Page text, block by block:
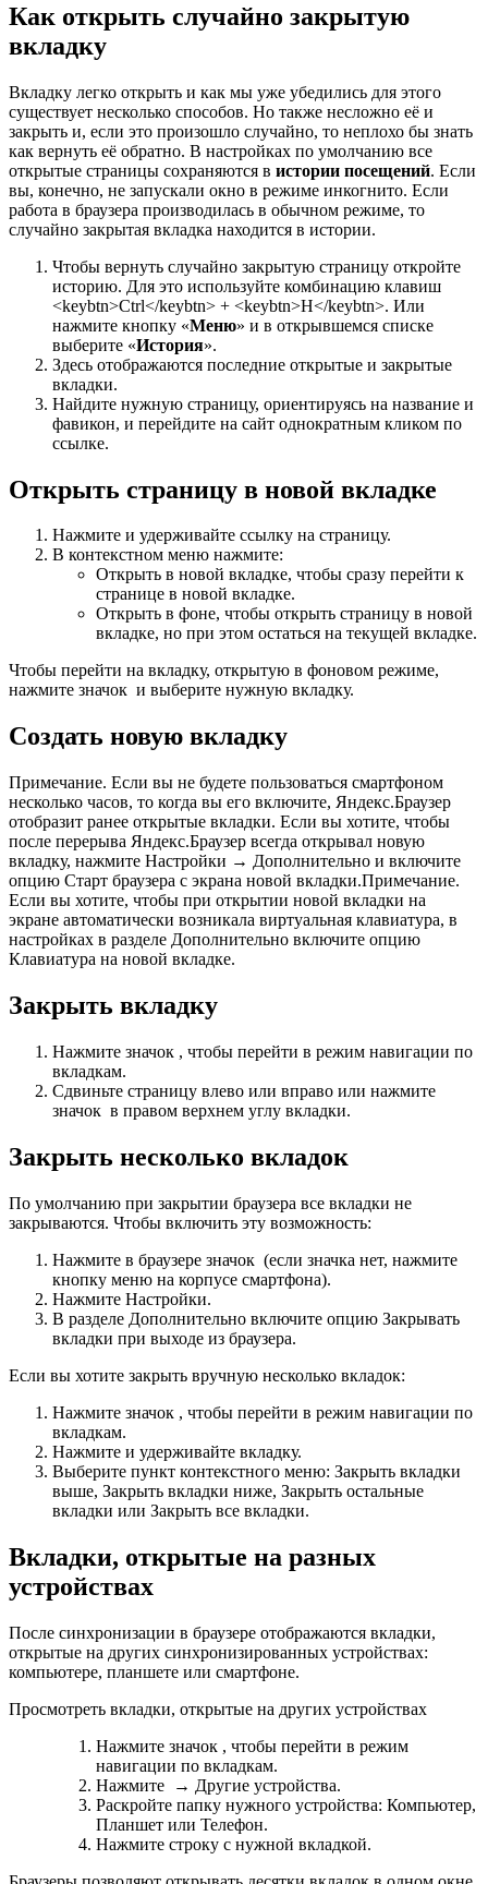
Как открыть случайно закрытую
вкладку
Вкладку легко открыть и как мы уже убедились для этого
существует несколько способов. Но также несложно её и
закрыть и, если это произошло случайно, то неплохо бы знать
как вернуть её обратно. В настройках по умолчанию все
открытые страницы сохраняются в истории посещений. Если
вы, конечно, не запускали окно в режиме инкогнито. Если
работа в браузера производилась в обычном режиме, то
случайно закрытая вкладка находится в истории.
Чтобы вернуть случайно закрытую страницу откройте
историю. Для это используйте комбинацию клавиш
<keybtn>Ctrl</keybtn> + <keybtn>H</keybtn>. Или
нажмите кнопку «Меню» и в открывшемся списке
выберите «История».
Здесь отображаются последние открытые и закрытые
вкладки.
Найдите нужную страницу, ориентируясь на название и
фавикон, и перейдите на сайт однократным кликом по
ссылке.
Открыть страницу в новой вкладке
Нажмите и удерживайте ссылку на страницу.
В контекстном меню нажмите:
Открыть в новой вкладке, чтобы сразу перейти к
странице в новой вкладке.
Открыть в фоне, чтобы открыть страницу в новой
вкладке, но при этом остаться на текущей вкладке.
Чтобы перейти на вкладку, открытую в фоновом режиме,
нажмите значок и выберите нужную вкладку.
Создать новую вкладку
Примечание. Если вы не будете пользоваться смартфоном
несколько часов, то когда вы его включите, Яндекс.Браузер
отобразит ранее открытые вкладки. Если вы хотите, чтобы
после перерыва Яндекс.Браузер всегда открывал новую
вкладку, нажмите Настройки → Дополнительно и включите
опцию Старт браузера с экрана новой вкладки.Примечание.
Если вы хотите, чтобы при открытии новой вкладки на
экране автоматически возникала виртуальная клавиатура, в
настройках в разделе Дополнительно включите опцию
Клавиатура на новой вкладке.
Закрыть вкладку
Нажмите значок , чтобы перейти в режим навигации по
вкладкам.
Сдвиньте страницу влево или вправо или нажмите
значок в правом верхнем углу вкладки.
Закрыть несколько вкладок
По умолчанию при закрытии браузера все вкладки не
закрываются. Чтобы включить эту возможность:
Нажмите в браузере значок (если значка нет, нажмите
кнопку меню на корпусе смартфона).
Нажмите Настройки.
В разделе Дополнительно включите опцию Закрывать
вкладки при выходе из браузера.
Если вы хотите закрыть вручную несколько вкладок:
Нажмите значок , чтобы перейти в режим навигации по
вкладкам.
Нажмите и удерживайте вкладку.
Выберите пункт контекстного меню: Закрыть вкладки
выше, Закрыть вкладки ниже, Закрыть остальные
вкладки или Закрыть все вкладки.
Вкладки, открытые на разных
устройствах
После синхронизации в браузере отображаются вкладки,
открытые на других синхронизированных устройствах:
компьютере, планшете или смартфоне.
Просмотреть вкладки, открытые на других устройствах
Нажмите значок , чтобы перейти в режим
навигации по вкладкам.
Нажмите
→ Другие устройства.
Раскройте папку нужного устройства: Компьютер,
Планшет или Телефон.
Нажмите строку с нужной вкладкой.